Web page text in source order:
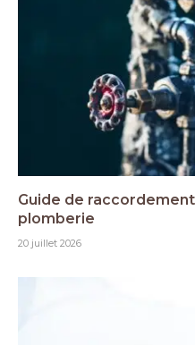
Guide de
plomberie
20 juillet 2026